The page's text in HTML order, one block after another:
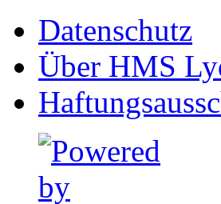
Datenschutz
Über HMS